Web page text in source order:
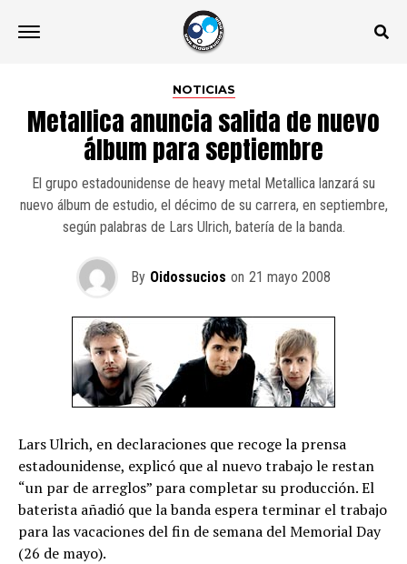
NOTICIAS
Metallica anuncia salida de nuevo
álbum para septiembre
El grupo estadounidense de heavy metal Metallica lanzará su
nuevo álbum de estudio, el décimo de su carrera, en septiembre,
según palabras de Lars Ulrich, batería de la banda.
By Oidossucios on 21 mayo 2008
Lars Ulrich, en declaraciones que recoge la prensa
estadounidense, explicó que al nuevo trabajo le restan
“un par de arreglos” para completar su producción. El
baterista añadió que la banda espera terminar el trabajo
para las vacaciones del fin de semana del Memorial Day
(26 de mayo).